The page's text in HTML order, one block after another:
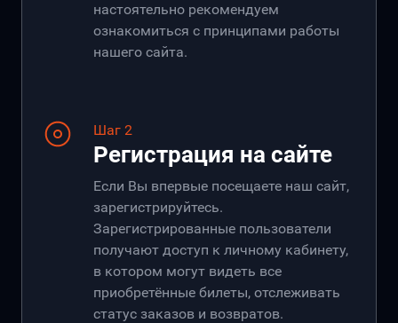
настоятельно рекомендуем
ознакомиться с принципами работы
нашего сайта.
Шаг 2
Регистрация на сайте
Если Вы впервые посещаете наш сайт,
зарегистрируйтесь.
Зарегистрированные пользователи
получают доступ к личному кабинету,
в котором могут видеть все
приобретённые билеты, отслеживать
статус заказов и возвратов.